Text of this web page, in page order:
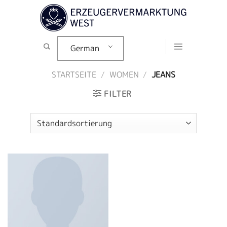
German
STARTSEITE / WOMEN / JEANS
FILTER